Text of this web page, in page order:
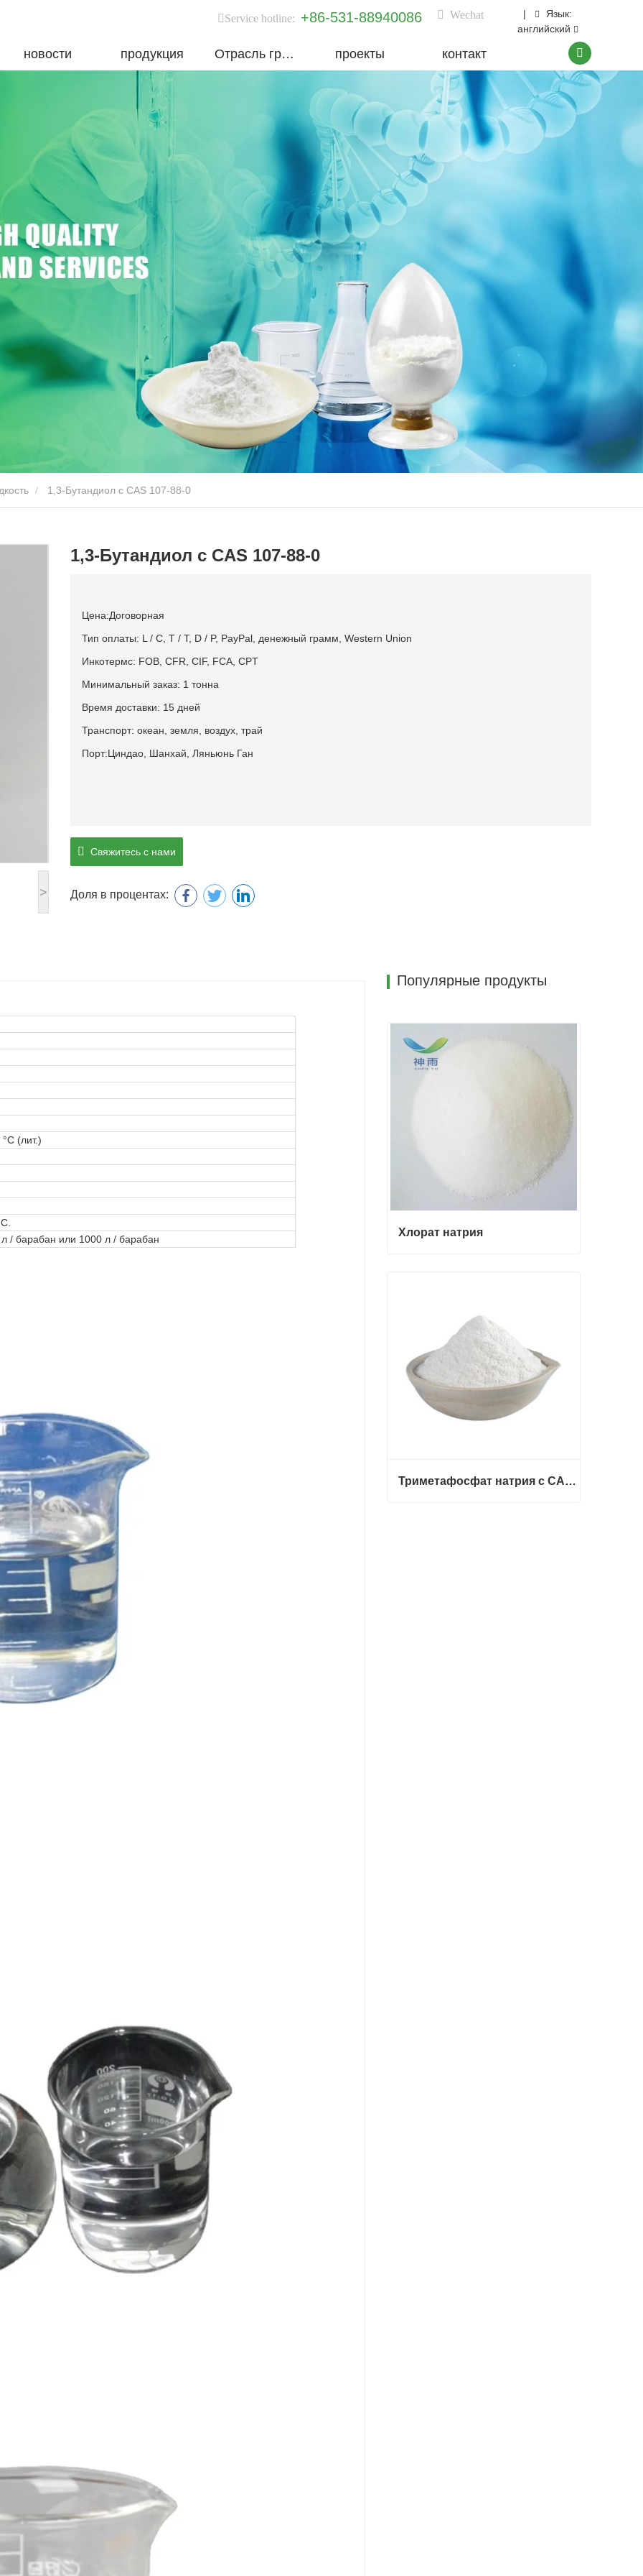
Service hotline: +86-531-88940086 Wechat |
Язык:
английский
новости продукция Отрасль группы проекты контакт
1,3-Бутандиол с CAS 107-88-0
>
1,3-Бутандиол с CAS 107-88-0
Цена:Договорная
Тип оплаты: L / C, T / T, D / P, PayPal, денежный грамм, Western Union
Инкотермс: FOB, CFR, CIF, FCA, CPT
Минимальный заказ: 1 тонна
Время доставки: 15 дней
Транспорт: океан, земля, воздух, трай
Порт:Циндао, Шанхай, Ляньюнь Ган
Свяжитесь с нами
Доля в процентах:
(лит.)
/ барабан или 1000 л / барабан
Популярные продукты
Хлорат натрия
Триметафосфат натрия с CAS 7785-84-4